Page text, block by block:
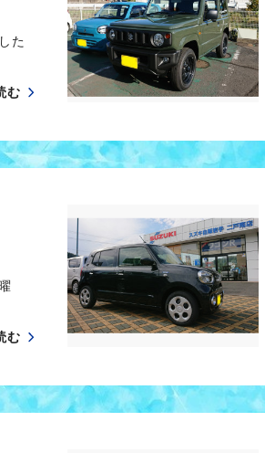
た
む
む